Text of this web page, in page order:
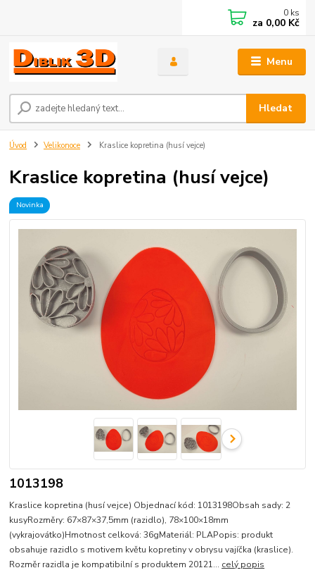
Menu
Hledat
0 ks
za 0,00 Kč
Úvod Velikonoce Kraslice kopretina (husí vejce)
Kraslice kopretina (husí vejce)
Novinka
1013198
Kraslice kopretina (husí vejce) Objednací kód: 1013198Obsah sady: 2
kusyRozměry: 67×87×37,5mm (razidlo), 78×100×18mm
(vykrajovátko)Hmotnost celková: 36gMateriál: PLAPopis: produkt
obsahuje razidlo s motivem květu kopretiny v obrysu vajíčka (kraslice).
Rozměr razidla je kompatibilní s produktem 20121... celý popis